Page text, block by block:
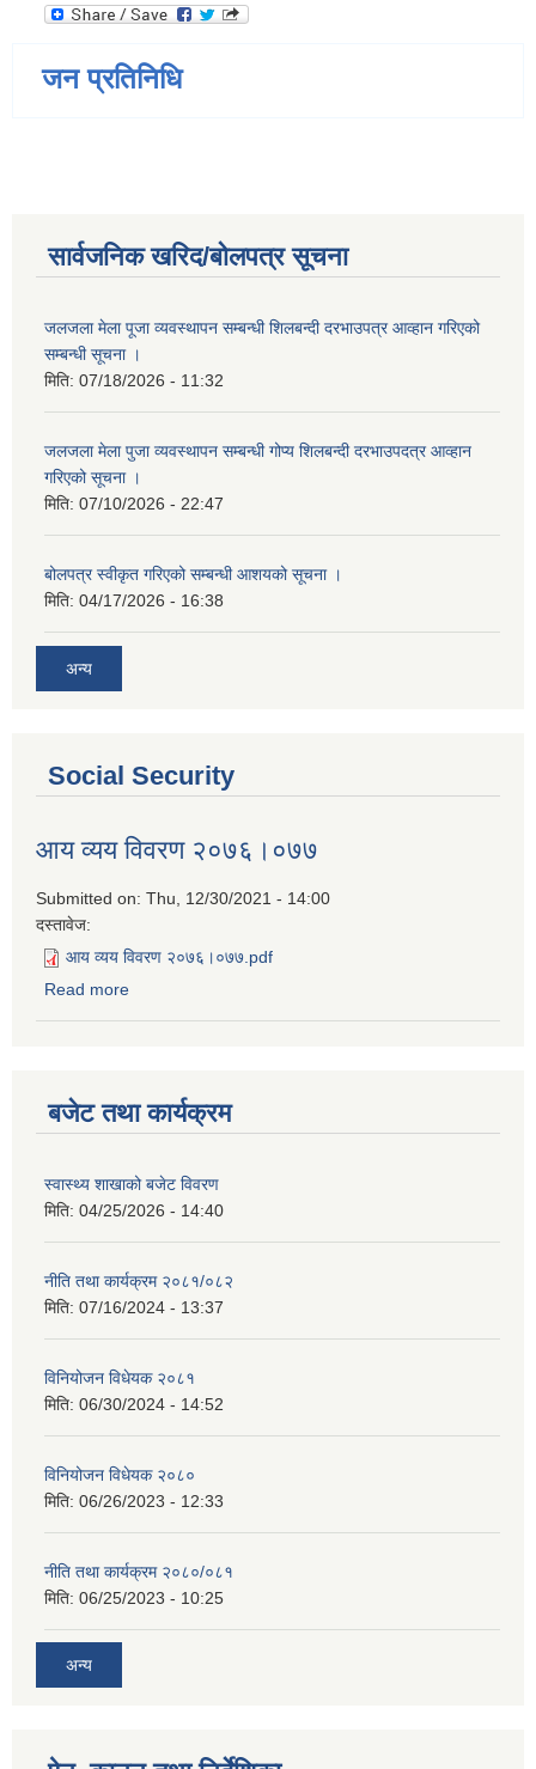
जन प्रतिनिधि
सार्वजनिक खरिद/बोलपत्र सूचना
जलजला मेला पूजा व्यवस्थापन सम्बन्धी शिलबन्दी दरभाउपत्र आव्हान गरिएको
सम्बन्धी सूचना ।
मिति: 07/18/2026 - 11:32
जलजला मेला पुजा व्यवस्थापन सम्बन्धी गोप्य शिलबन्दी दरभाउपदत्र आव्हान
गरिएको सूचना ।
मिति: 07/10/2026 - 22:47
बोलपत्र स्वीकृत गरिएको सम्बन्धी आशयको सूचना ।
मिति: 04/17/2026 - 16:38
अन्य
Social Security
आय व्यय विवरण २०७६।०७७
Submitted on: Thu, 12/30/2021 - 14:00
दस्तावेज:
आय व्यय विवरण २०७६।०७७.pdf
Read more
बजेट तथा कार्यक्रम
स्वास्थ्य शाखाको बजेट विवरण
मिति: 04/25/2026 - 14:40
नीति तथा कार्यक्रम २०८१/०८२
मिति: 07/16/2024 - 13:37
विनियोजन विधेयक २०८१
मिति: 06/30/2024 - 14:52
विनियोजन विधेयक २०८०
मिति: 06/26/2023 - 12:33
नीति तथा कार्यक्रम २०८०/०८१
मिति: 06/25/2023 - 10:25
अन्य